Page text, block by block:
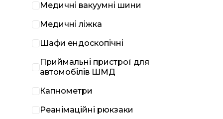
Медичні вакуумні шини
Медичні ліжка
Шафи ендоскопічні
Приймальні пристрої для
автомобілів ШМД
Капнометри
Реанімаційні рюкзаки